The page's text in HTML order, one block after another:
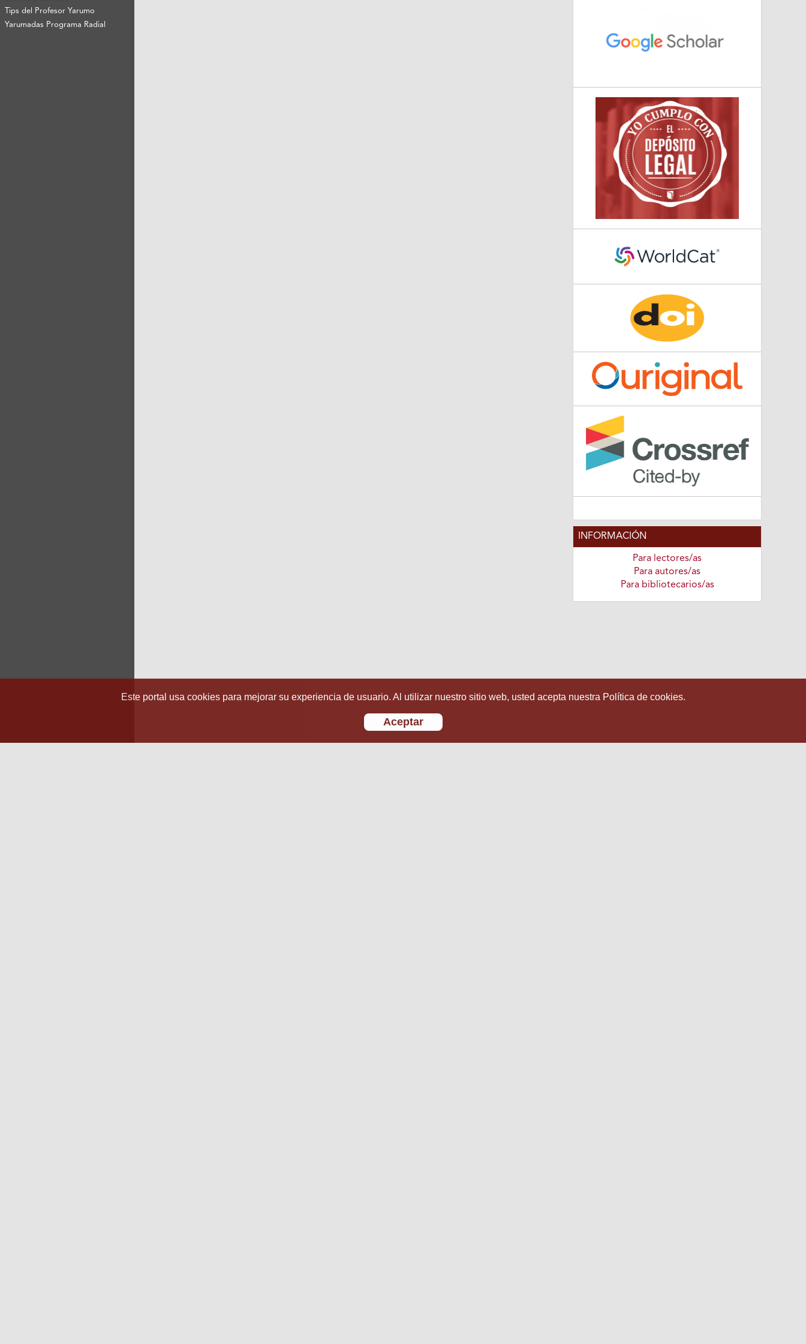
Tips del Profesor Yarumo
Yarumadas Programa Radial
INFORMACIÓN
Para lectores/as
Para autores/as
Para bibliotecarios/as
Este portal usa cookies para mejorar su experiencia de usuario. Al utilizar nuestro sitio web, usted acepta nuestra Política de cookies.
Aceptar